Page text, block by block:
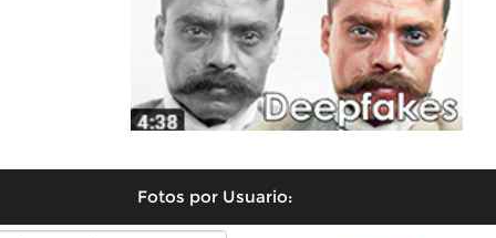
Fotos por Usuario: